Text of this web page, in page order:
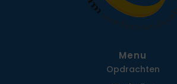
Menu
Opdrachten